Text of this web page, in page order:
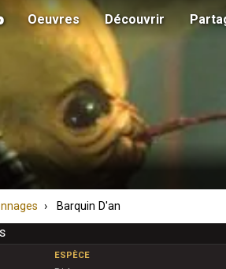
Oeuvres Découvrir
Barquin D'an
ESPÈCE